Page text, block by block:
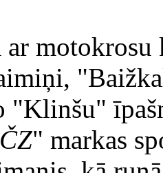
motokrosu
"Klinšu"
ČZ" markas